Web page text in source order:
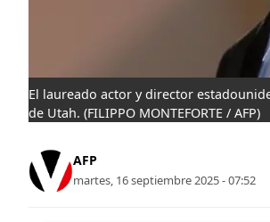
El laureado actor y director
de Utah. (FILIPPO MONTEFORTE / AFP)
AFP
martes, 16 septiembre 2025 - 07:52